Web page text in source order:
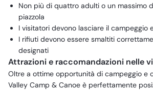
Non più di quattro adulti o un massimo
piazzola
I visitatori devono lasciare il campeggio
I rifiuti devono essere smaltiti
designati
Attrazioni e raccomandazioni nelle
Oltre a ottime opportunità di campeggio e
Valley Camp & Canoe è perfettamente